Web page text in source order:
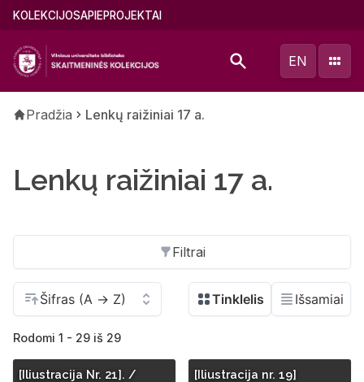
Pereiti
pagrindinį
turinį
Main
(lithuanian)
KOLEKCIJOSAPIEPROJEKTAI
EN
Kelias
Pradžia Lenkų raižiniai 17 a.
Lenkų raižiniai 17 a.
Filtrai
Rodomi 1 - 29 iš 29
[Iliustracija Nr. 21]. / [Iliustracija nr. 19]